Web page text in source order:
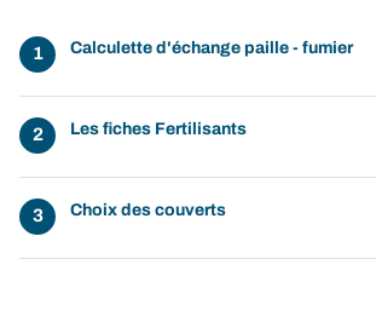
Calculette d'échange paille - fumier
Les fiches Fertilisants
Choix des couverts